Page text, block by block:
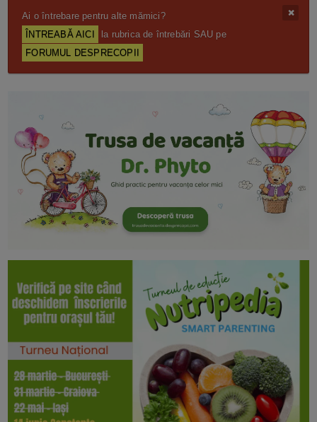
Ai o întrebare pentru alte mămici?
ÎNTREABĂ AICI
la rubrica de întrebări SAU pe
FORUMUL DESPRECOPII